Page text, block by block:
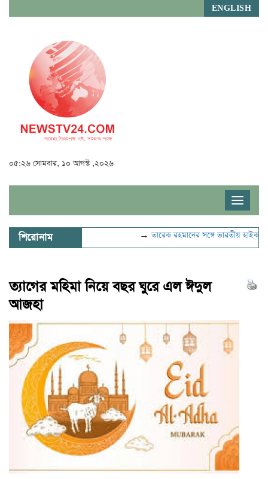
ENGLISH
০৫:২৬ সোমবার, ১০ আগস্ট ,২০২৬
Toggle
শিরোনাম তারেক রহমানের সঙ্গে ভারতীয়
ত্যাগের মহিমা নিয়ে বছর ঘুরে এল ঈদুল
আজহা